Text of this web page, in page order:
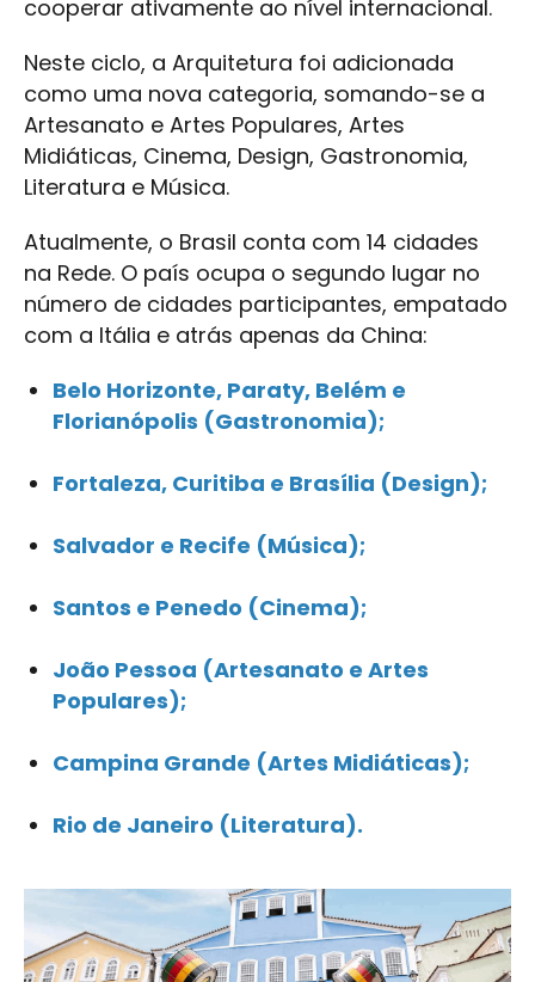
cooperar ativamente ao nível internacional.
Neste ciclo, a Arquitetura foi adicionada
como uma nova categoria, somando-se a
Artesanato e Artes Populares, Artes
Midiáticas, Cinema, Design, Gastronomia,
Literatura e Música.
Atualmente, o Brasil conta com 14 cidades
na Rede. O país ocupa o segundo lugar no
número de cidades participantes, empatado
com a Itália e atrás apenas da China:
Belo Horizonte, Paraty, Belém e
Florianópolis (Gastronomia);
Fortaleza, Curitiba e Brasília (Design);
Salvador e Recife (Música);
Santos e Penedo (Cinema);
João Pessoa (Artesanato e Artes
Populares);
Campina Grande (Artes Midiáticas);
Rio de Janeiro (Literatura).